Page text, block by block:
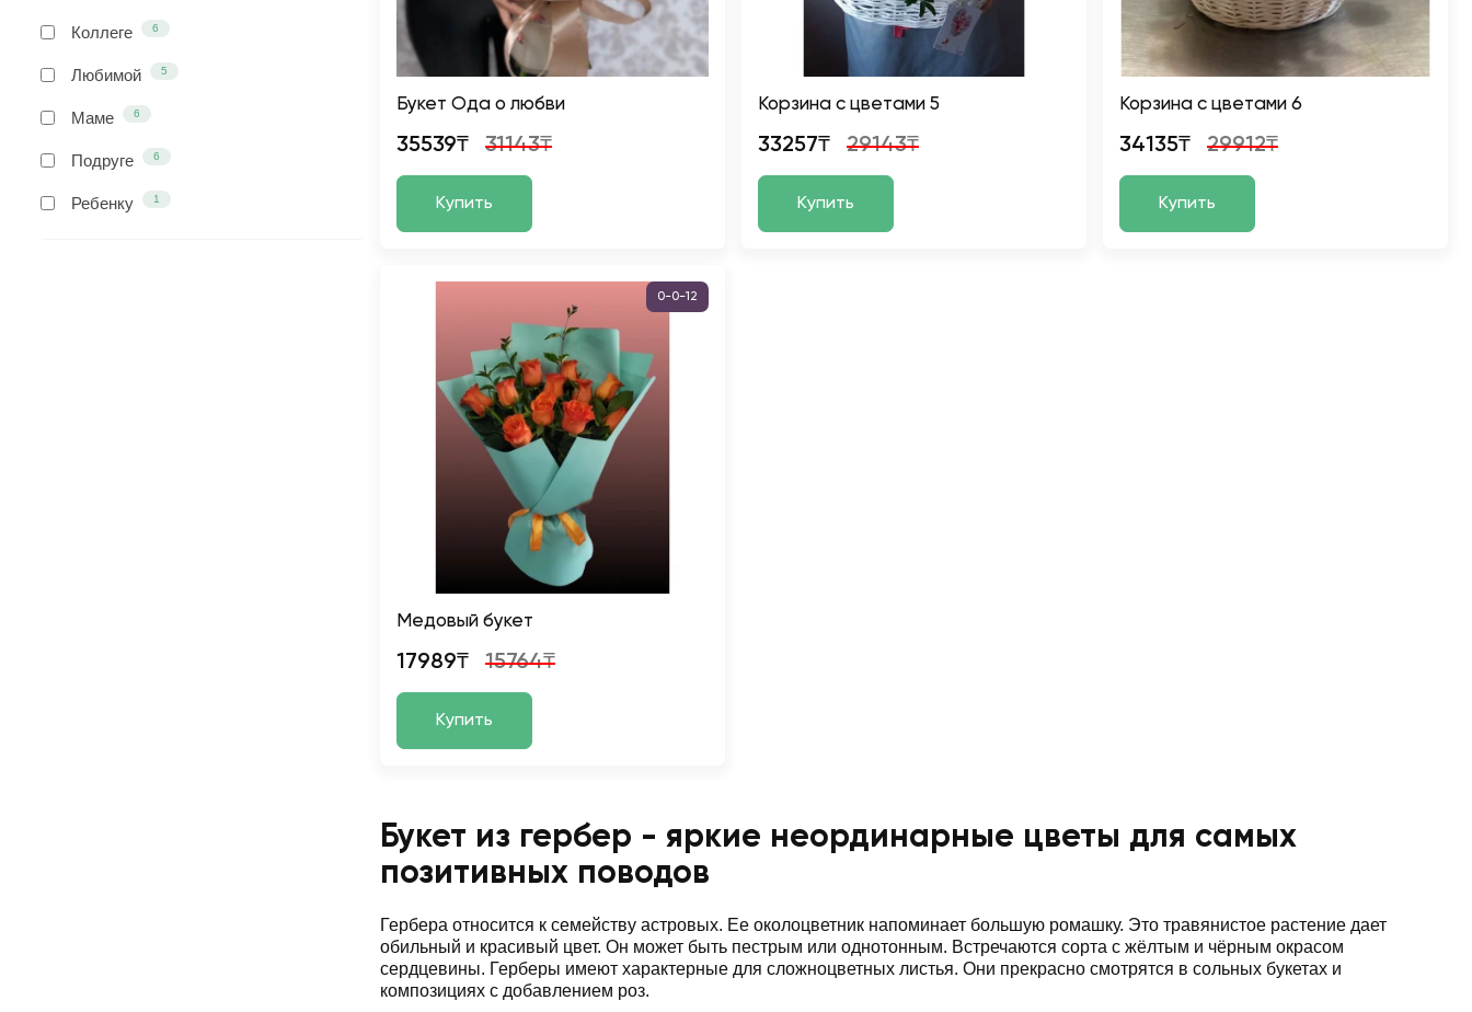
Коллеге 6
Любимой 5
Маме 6
Подруге 6
Ребенку 1
Букет Ода о любви
35539₸ 31143₸
Купить
Корзина с цветами 5
33257₸ 29143₸
Купить
Корзина с цветами 6
34135₸ 29912₸
Купить
0-0-12
Медовый букет
17989₸ 15764₸
Купить
Букет из гербер - яркие неординарные цветы для самых
позитивных поводов
Гербера относится к семейству астровых. Ее околоцветник напоминает большую ромашку. Это травянистое растение дает
обильный и красивый цвет. Он может быть пестрым или однотонным. Встречаются сорта с жёлтым и чёрным окрасом
сердцевины. Герберы имеют характерные для сложноцветных листья. Они прекрасно смотрятся в сольных букетах и
композициях с добавлением роз.